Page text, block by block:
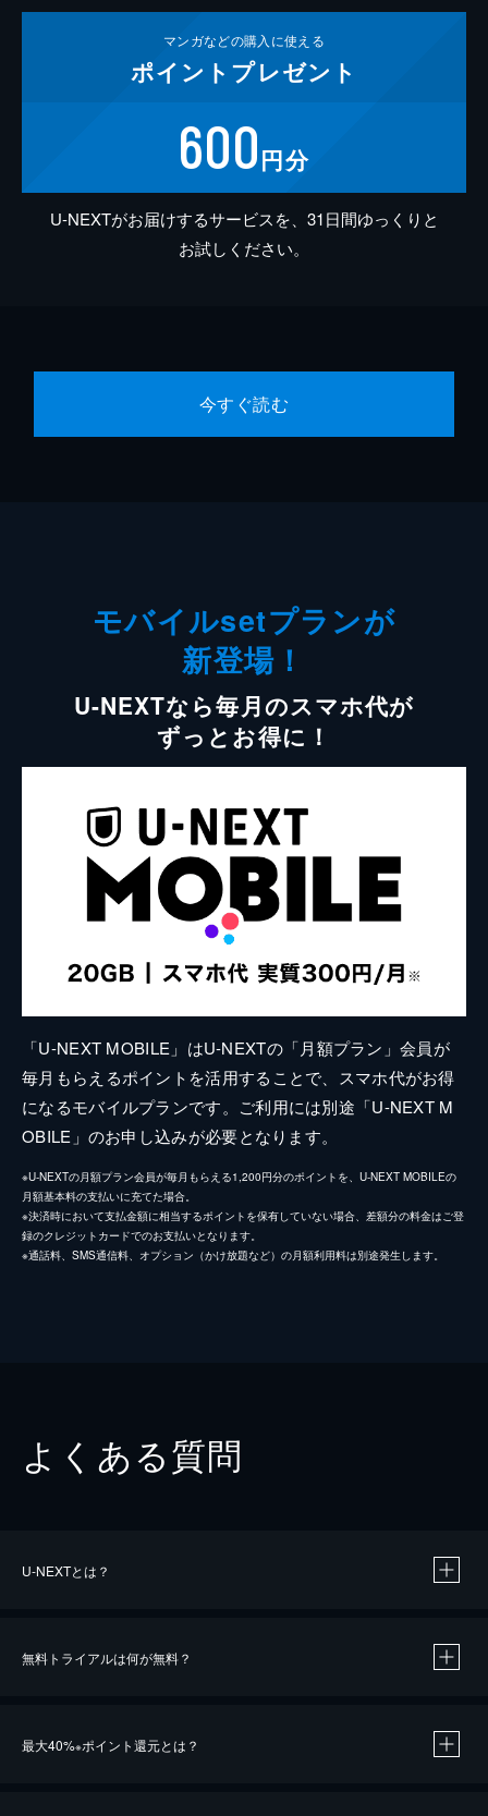
マンガなどの購入に使える
ポイント プレゼント
600円分
U-NEXTがお届けするサービスを、31日間ゆっくりと
お試しください。
今すぐ読む
モバイルsetプランが
新登場！
U-NEXTなら毎月のスマホ代が
ずっとお得に！
「U-NEXT MOBILE」はU-NEXTの「月額プラン」会員が
毎月もらえるポイントを活用することで、スマホ代がお得
になるモバイルプランです。ご利用には別途「U-NEXT M
OBILE」のお申し込みが必要となります。
※U-NEXTの月額プラン会員が毎月もらえる1,200円分のポイントを、U-NEXT MOBILEの
月額基本料の支払いに充てた場合。
※決済時において支払金額に相当するポイントを保有していない場合、差額分の料金はご登
録のクレジットカードでのお支払いとなります。
※通話料、SMS通信料、オプション（かけ放題など）の月額利用料は別途発生します。
よくある質問
U-NEXTとは？
無料トライアルは何が無料？
最大40%※ポイント還元とは？